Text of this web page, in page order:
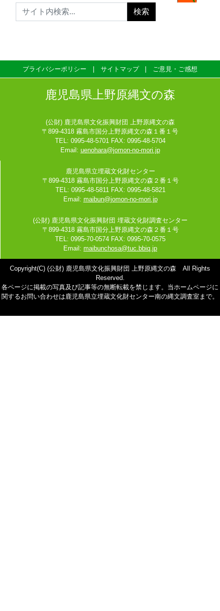
プライバシーポリシー サイトマップ ご意見・ご感想
鹿児島県上野原縄文の森
(公財) 鹿児島県文化振興財団 上野原縄文の森
〒899-4318 霧島市国分上野原縄文の森１番１号
TEL: 0995-48-5701 FAX: 0995-48-5704
Email: uenohara@jomon-no-mori.jp
鹿児島県立埋蔵文化財センター
〒899-4318 霧島市国分上野原縄文の森２番１号
TEL: 0995-48-5811 FAX: 0995-48-5821
Email: maibun@jomon-no-mori.jp
(公財) 鹿児島県文化振興財団 埋蔵文化財調査センター
〒899-4318 霧島市国分上野原縄文の森２番１号
TEL: 0995-70-0574 FAX: 0995-70-0575
Email: maibunchosa@tuc.bbiq.jp
Copyright(C) (公財) 鹿児島県文化振興財団 上野原縄文の森 All Rights
Reserved.
各ページに掲載の写真及び記事等の無断転載を禁じます。当ホームページに
関するお問い合わせは鹿児島県立埋蔵文化財センター南の縄文調査室まで。